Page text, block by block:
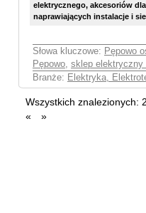
elektrycznego, akcesoriów
naprawiających instalacje i
Słowa kluczowe: Pępowo
Pępowo, sklep elektryczny
Branże: Elektryka,
Wszystkich znalezionych:
«
»